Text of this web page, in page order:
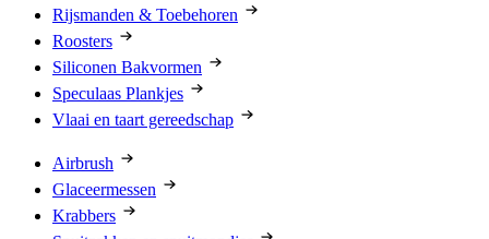
Rijsmanden & Toebehoren
Roosters
Siliconen Bakvormen
Speculaas Plankjes
Vlaai en taart gereedschap
Airbrush
Glaceermessen
Krabbers